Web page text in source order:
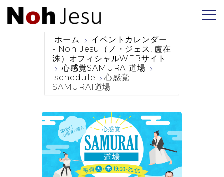
ホーム
イベントカレンダー
- Noh Jesu（ノ・ジェス, 盧在
洙）オフィシャルWEBサイト
心感覚SAMURAI道場
schedule
心感覚
SAMURAI道場